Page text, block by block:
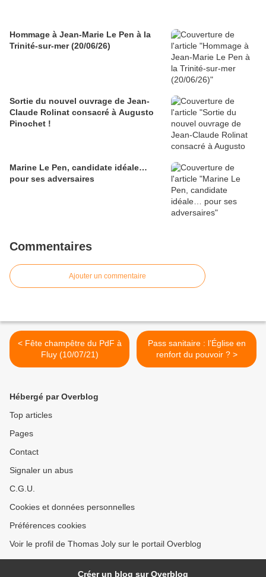
Hommage à Jean-Marie Le Pen à la
Trinité-sur-mer (20/06/26)
Sortie du nouvel ouvrage de Jean-
Claude Rolinat consacré à Augusto
Pinochet !
Marine Le Pen, candidate idéale…
pour ses adversaires
Commentaires
Ajouter un commentaire
< Fête champêtre du PdF à
Fluy (10/07/21)
Pass sanitaire : l’Église en
renfort du pouvoir ? >
Hébergé par Overblog
Top articles
Pages
Contact
Signaler un abus
C.G.U.
Cookies et données personnelles
Préférences cookies
Voir le profil de Thomas Joly sur le portail Overblog
Créer un blog sur Overblog